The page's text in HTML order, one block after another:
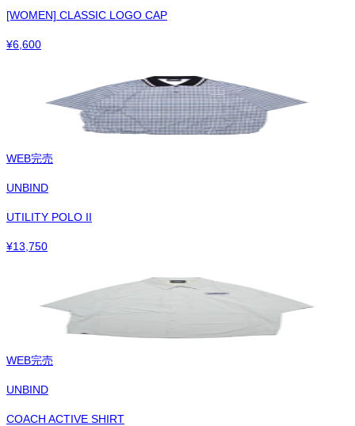
[WOMEN] CLASSIC LOGO CAP
¥6,600
WEB完売
UNBIND
UTILITY POLO II
¥13,750
WEB完売
UNBIND
COACH ACTIVE SHIRT